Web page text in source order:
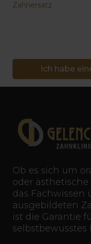
Zahnersatz
Ich habe
Ob es sich um
oder
das Fachwissen
ausgebildeten
ist die Garantie
selbstbewusstes